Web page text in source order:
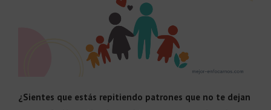
¿Sientes que estás repitiendo patrones que no te dejan